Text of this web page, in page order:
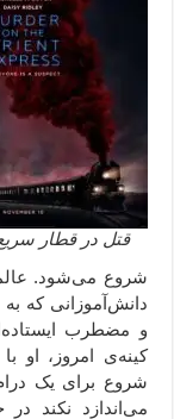
قتل در قطار
شروع می‌شود.
دانش‌آموزانی که
و مضطرب
کینه‌ی امروز، او
شروع برای یک
می‌اندازد نکند